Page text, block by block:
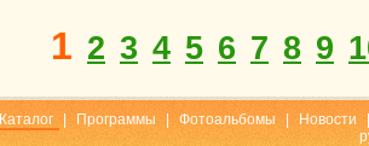
1 2 3 4 5 6 7 8 9
Каталог Программы Фотоальбомы Новости